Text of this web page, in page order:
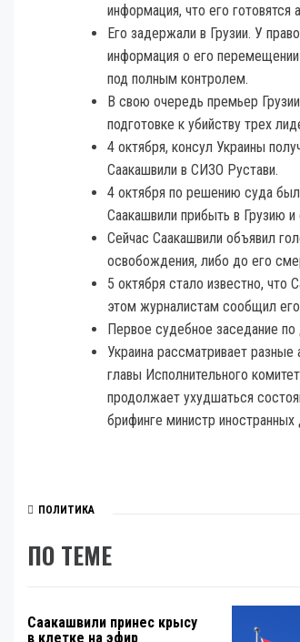
информация, что его готовятся
Его задержали в Грузии. У
информация о его
под полным контролем.
В свою очередь премьер
подготовке к убийству трех
4 октября, консул Украины
Саакашвили в СИЗО Рустави.
4 октября по решению суда
Саакашвили прибыть в Грузию
Сейчас Саакашвили объявил
освобождения, либо до его
5 октября стало известно, что
этом журналистам сообщил
Первое судебное заседание
Украина рассматривает
главы Исполнительного
продолжает ухудшаться
брифинге министр
ПОЛИТИКА
ПО ТЕМЕ
Саакашвили принес крысу
в клетке на эфир